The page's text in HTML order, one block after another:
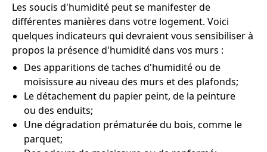
Les soucis d'humidité peut se manifester de
différentes manières dans votre logement. Voici
quelques indicateurs qui devraient vous sensibiliser à
propos la présence d'humidité dans vos murs :
Des apparitions de taches d'humidité ou de
moisissure au niveau des murs et des plafonds;
Le détachement du papier peint, de la peinture
ou des enduits;
Une dégradation prématurée du bois, comme le
parquet;